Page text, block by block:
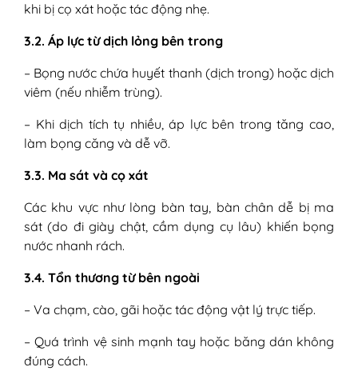
khi bị cọ xát hoặc tác động nhẹ.
3.2. Áp lực từ dịch lỏng bên trong
– Bọng nước chứa huyết thanh (dịch trong) hoặc dịch
viêm (nếu nhiễm trùng).
– Khi dịch tích tụ nhiều, áp lực bên trong tăng cao,
làm bọng căng và dễ vỡ.
3.3. Ma sát và cọ xát
Các khu vực như lòng bàn tay, bàn chân dễ bị ma
sát (do đi giày chật, cầm dụng cụ lâu) khiến bọng
nước nhanh rách.
3.4. Tổn thương từ bên ngoài
– Va chạm, cào, gãi hoặc tác động vật lý trực tiếp.
– Quá trình vệ sinh mạnh tay hoặc băng dán không
đúng cách.